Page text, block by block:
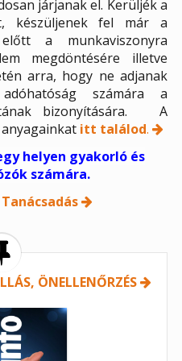
járjanak el. Kerüljék a
készüljenek fel már a
a munkaviszonyra
megdöntésére illetve
arra, hogy ne adjanak
számára a
bizonyítására. A
itt találod.
helyen gyakorló és
számára.
Tanácsadás
ÖNELLENŐRZÉS